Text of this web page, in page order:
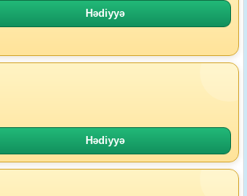
Hədiyyə
Hədiyyə